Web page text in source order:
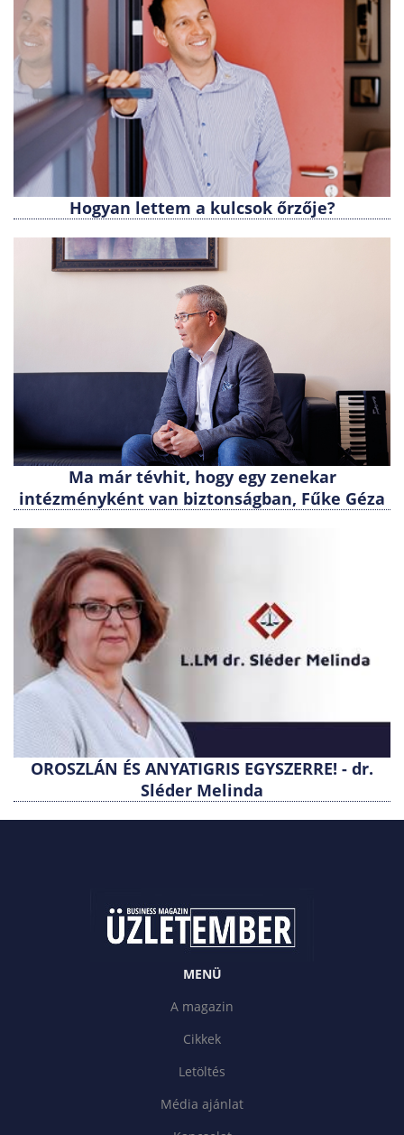
Hogyan lettem a kulcsok őrzője?
Ma már tévhit, hogy egy zenekar
intézményként van biztonságban, Fűke Géza
OROSZLÁN ÉS ANYATIGRIS EGYSZERRE! - dr.
Sléder Melinda
MENÜ
A magazin
Cikkek
Letöltés
Média ajánlat